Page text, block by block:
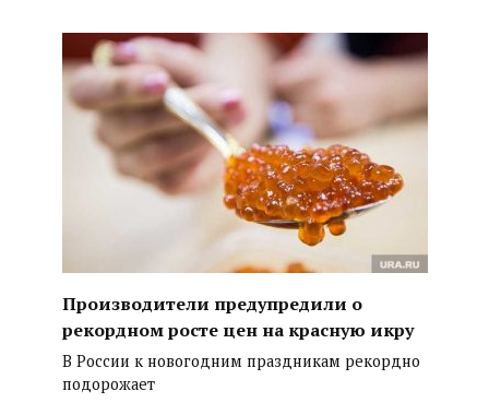
Производители предупредили о
рекордном росте цен на красную икру
В России к новогодним праздникам рекордно
подорожает